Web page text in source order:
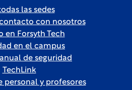
las sedes
contacto con nosotros
en Forsyth Tech
en el campus
de seguridad
TechLink
personal y profesores